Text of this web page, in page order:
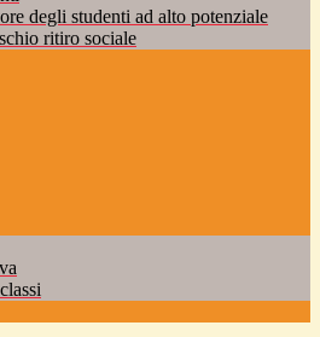
degli studenti ad alto potenziale
ritiro sociale